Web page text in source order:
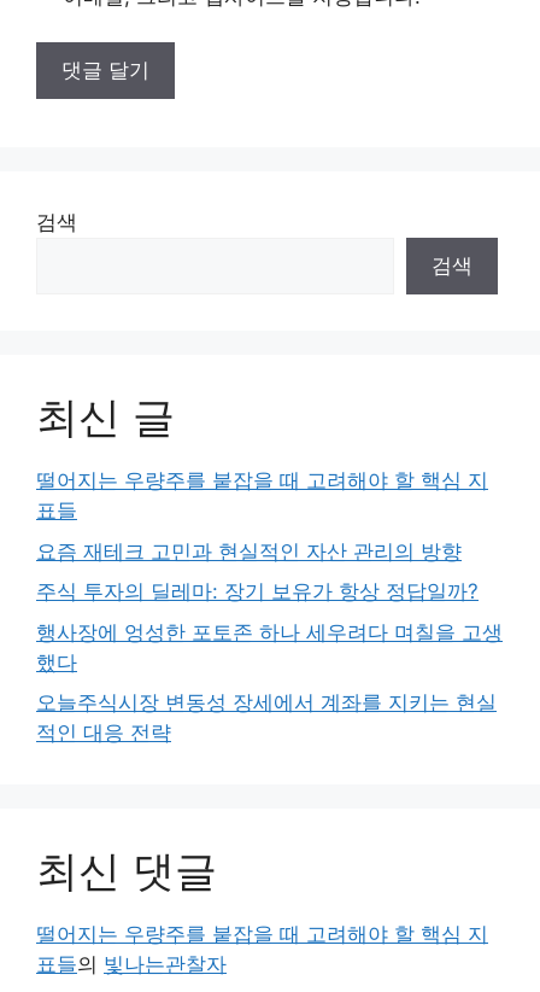
검색
검색
최신 글
떨어지는 우량주를 붙잡을 때 고려해야 할 핵심 지
표들
요즘 재테크 고민과 현실적인 자산 관리의 방향
주식 투자의 딜레마: 장기 보유가 항상 정답일까?
행사장에 엉성한 포토존 하나 세우려다 며칠을 고생
했다
오늘주식시장 변동성 장세에서 계좌를 지키는 현실
적인 대응 전략
최신 댓글
떨어지는 우량주를 붙잡을 때 고려해야 할 핵심 지
표들의 빛나는관찰자